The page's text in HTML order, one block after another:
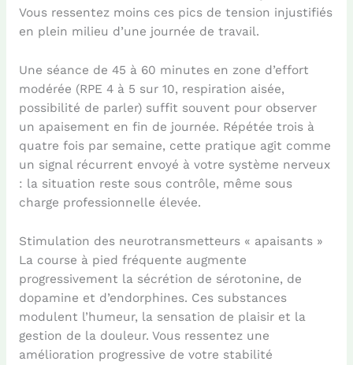
Vous ressentez moins ces pics de tension injustifiés
en plein milieu d’une journée de travail.
Une séance de 45 à 60 minutes en zone d’effort
modérée (RPE 4 à 5 sur 10, respiration aisée,
possibilité de parler) suffit souvent pour observer
un apaisement en fin de journée. Répétée trois à
quatre fois par semaine, cette pratique agit comme
un signal récurrent envoyé à votre système nerveux
: la situation reste sous contrôle, même sous
charge professionnelle élevée.
Stimulation des neurotransmetteurs « apaisants »
La course à pied fréquente augmente
progressivement la sécrétion de sérotonine, de
dopamine et d’endorphines. Ces substances
modulent l’humeur, la sensation de plaisir et la
gestion de la douleur. Vous ressentez une
amélioration progressive de votre stabilité